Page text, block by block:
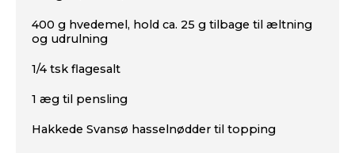
400 g hvedemel, hold ca. 25 g tilbage til æltning
og udrulning
1/4 tsk flagesalt
1 æg til pensling
Hakkede Svansø hasselnødder til topping